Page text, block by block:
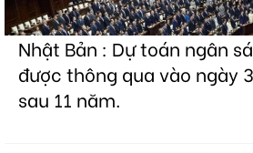
Nhật Bản : Dự toán ngân
được thông qua vào ngày
sau 11 năm.